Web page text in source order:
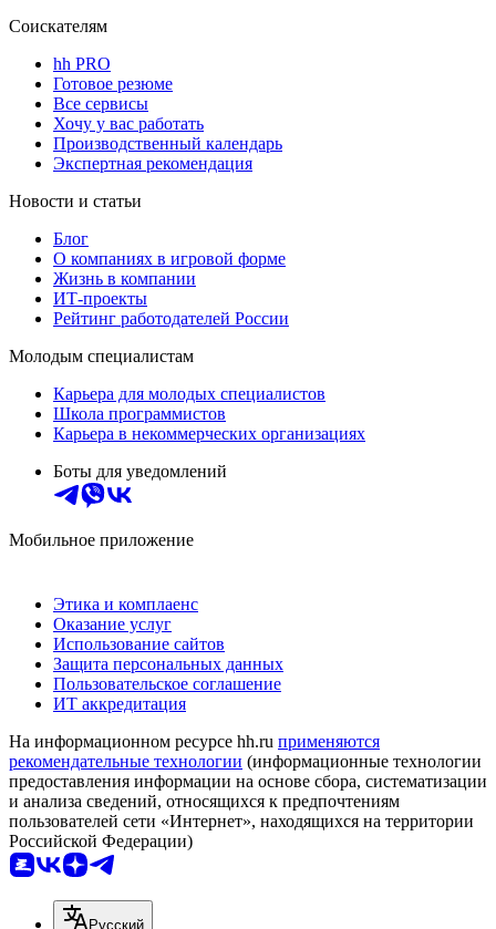
Соискателям
hh PRO
Готовое резюме
Все сервисы
Хочу у вас работать
Производственный календарь
Экспертная рекомендация
Новости и статьи
Блог
О компаниях в игровой форме
Жизнь в компании
ИТ-проекты
Рейтинг работодателей России
Молодым специалистам
Карьера для молодых специалистов
Школа программистов
Карьера в некоммерческих организациях
Боты для уведомлений
Мобильное приложение
Этика и комплаенс
Оказание услуг
Использование сайтов
Защита персональных данных
Пользовательское соглашение
ИТ аккредитация
На информационном ресурсе hh.ru применяются
рекомендательные технологии (информационные технологии
предоставления информации на основе сбора, систематизации
и анализа сведений, относящихся к предпочтениям
пользователей сети «Интернет», находящихся на территории
Российской Федерации)
Русский